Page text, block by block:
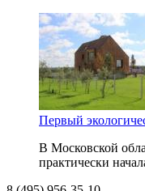
Первый
В Московской
практически